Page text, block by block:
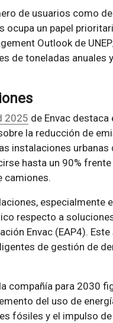
de usuarios como
ocupa un papel
Outlook de
de toneladas
2025 de Envac
la reducción de
instalaciones
hasta un 90%
camiones.
especialmente
respecto a
Envac (EAP4).
de gestión de
compañía para 2030
del uso de
fósiles y el impulso